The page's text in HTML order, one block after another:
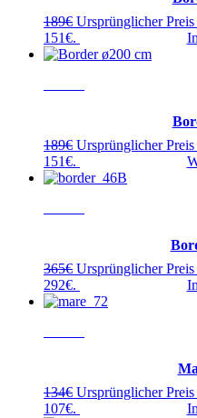
189€ Ursprünglicher
151€.
189€ Ursprünglicher
151€.
365€ Ursprünglicher
292€.
134€ Ursprünglicher
107€.